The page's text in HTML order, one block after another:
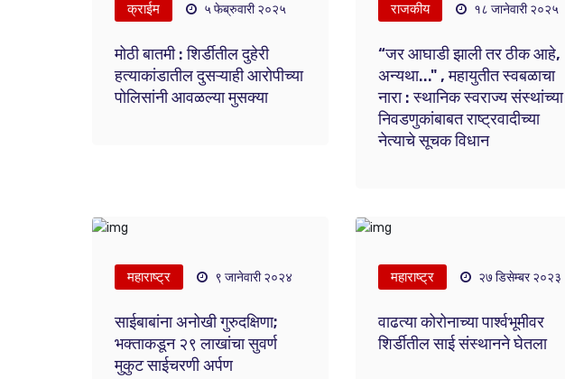
क्राईम ५ फेब्रुवारी २०२५
मोठी बातमी : शिर्डीतील दुहेरी
हत्याकांडातील दुसऱ्याही आरोपीच्या
पोलिसांनी आवळल्या मुसक्या
राजकीय १८ जानेवारी २०२५
“जर आघाडी झाली तर ठीक आहे,
अन्यथा..." , महायुतीत स्वबळाचा
नारा : स्थानिक स्वराज्य संस्थांच्या
निवडणुकांबाबत राष्ट्रवादीच्या
नेत्याचे सूचक विधान
महाराष्ट्र ९ जानेवारी २०२४
साईबाबांना अनोखी गुरुदक्षिणा;
भक्ताकडून २९ लाखांचा सुवर्ण
मुकुट साईचरणी अर्पण
महाराष्ट्र २७ डिसेम्बर २०२३
वाढत्या कोरोनाच्या पार्श्वभूमीवर
शिर्डीतील साई संस्थानने घेतला